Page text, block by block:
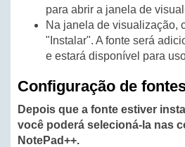
para abrir a janela de
Na janela de visualização,
"Instalar". A fonte será
e estará disponível para
Configuração de
Depois que a fonte estiver
você poderá selecioná-la nas
NotePad++.